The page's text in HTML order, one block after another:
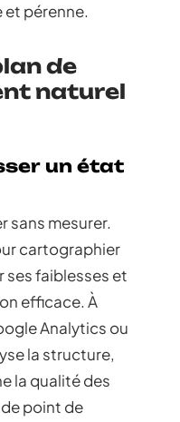
et pérenne.
de
naturel
un état
sans mesurer.
cartographier
ses faiblesses et
efficace. À
Analytics ou
la structure,
la qualité des
point de